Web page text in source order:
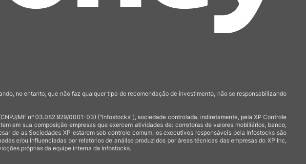
no entanto, que não faz qualquer tipo de recomendação de investimento, não se responsabilizando
MF nº 03.082.929/0001-03) ("Infostocks"), sociedade controlada, indiretamente, pela XP Controle
em sua composição empresas que exercem atividades de: corretoras de valores mobiliários, banco,
de as Sociedades XP estarem sob controle comum, os executivos responsáveis pela Infostocks são
e/ou influenciadas por relatórios de análise produzidos por áreas técnicas das empresas do XP Inc,
próprias da equipe interna da Infostocks.